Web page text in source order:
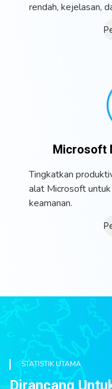
rendah, kejelasan,
Microsoft
Tingkatkan
alat Microsoft untuk
keamanan.
STATISTIK UTAMA
Dirancang